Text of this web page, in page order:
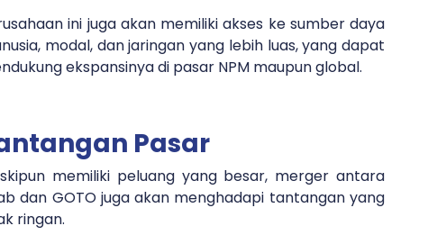
ini juga akan memiliki akses ke sumber daya
modal, dan jaringan yang lebih luas, yang dapat
ekspansinya di pasar NPM maupun global.
Pasar
memiliki peluang yang besar, merger antara
dan GOTO juga akan menghadapi tantangan yang
ringan.